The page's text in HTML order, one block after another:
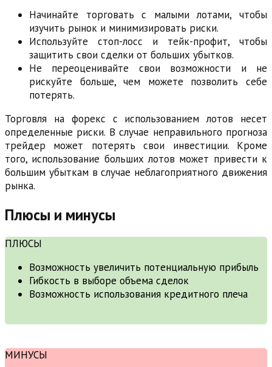
Начинайте торговать с малыми лотами, чтобы
изучить рынок и минимизировать риски.
Используйте стоп-лосс и тейк-профит, чтобы
защитить свои сделки от больших убытков.
Не переоценивайте свои возможности и не
рискуйте больше, чем можете позволить себе
потерять.
Торговля на форекс с использованием лотов несет
определенные риски. В случае неправильного прогноза
трейдер может потерять свои инвестиции. Кроме
того, использование больших лотов может привести к
большим убыткам в случае неблагоприятного движения
рынка.
Плюсы и минусы
ПЛЮСЫ
Возможность увеличить потенциальную прибыль
Гибкость в выборе объема сделок
Возможность использования кредитного плеча
МИНУСЫ